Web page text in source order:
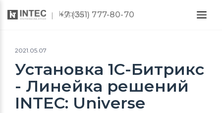
Курсы
+7 (351) 777-80-70
2021.05.07
Установка 1С-Битрикс
- Линейка решений
INTEC: Universe